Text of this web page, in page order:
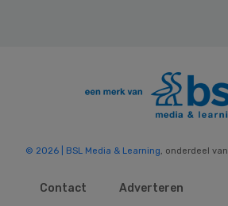
© 2026 | BSL Media & Learning, onderdeel van
Contact
Adverteren